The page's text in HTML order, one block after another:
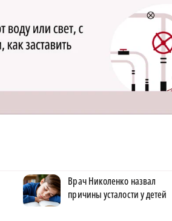
Врач Николенко назвал
причины усталости у детей